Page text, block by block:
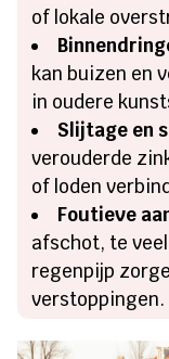
of lokale
kan buizen en
in oudere
Slijtage en
verouderde
of loden
Foutieve
afschot, te
regenpijp
verstoppingen.